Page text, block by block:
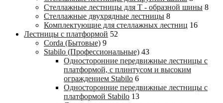
Стеллажные лестницы для Т - образной шины 8
Стеллажные двухрядные лестницы 8
Комплектующие для стеллажных лестниц 16
Лестницы с платформой 52
Corda (Бытовые) 9
Stabilo (Профессиональные) 43
Односторонние передвижные лестницы с
платформой, с плинтусом и высоким
ограждением Stabilo 6
Односторонние передвижные лестницы с
платформой Stabilo 13